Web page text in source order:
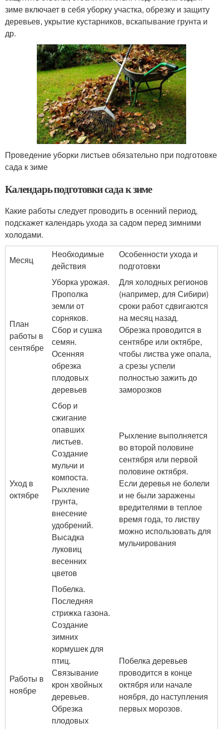
зиме включает в себя уборку участка, обрезку и защиту
деревьев, укрытие кустарников, вскапывание грунта и
др.
Проведение уборки листьев обязательно при подготовке
сада к зиме
Календарь подготовки сада к зиме
Какие работы следует проводить в осенний период,
подскажет календарь ухода за садом перед зимними
холодами.
Месяц
Необходимые
действия
Особенности ухода и
подготовки
План
работы в
сентябре
Уборка урожая.
Прополка
земли от
сорняков.
Сбор и сушка
семян.
Осенняя
обрезка
плодовых
деревьев
Для холодных регионов
(например, для Сибири)
сроки работ сдвигаются
на месяц назад.
Обрезка проводится в
сентябре или октябре,
чтобы листва уже опала,
а срезы успели
полностью зажить до
заморозков
Уход в
октябре
Сбор и
сжигание
опавших
листьев.
Создание
мульчи и
компоста.
Рыхление
грунта,
внесение
удобрений.
Высадка
луковиц
весенних
цветов
Рыхление выполняется
во второй половине
сентября или первой
половине октября.
Если деревья не болели
и не были заражены
вредителями в теплое
время года, то листву
можно использовать для
мульчирования
Работы в
ноябре
Побелка.
Последняя
стрижка газона.
Создание
зимних
кормушек для
птиц.
Связывание
крон хвойных
деревьев.
Обрезка
плодовых
Побелка деревьев
проводится в конце
октября или начале
ноября, до наступления
первых морозов.